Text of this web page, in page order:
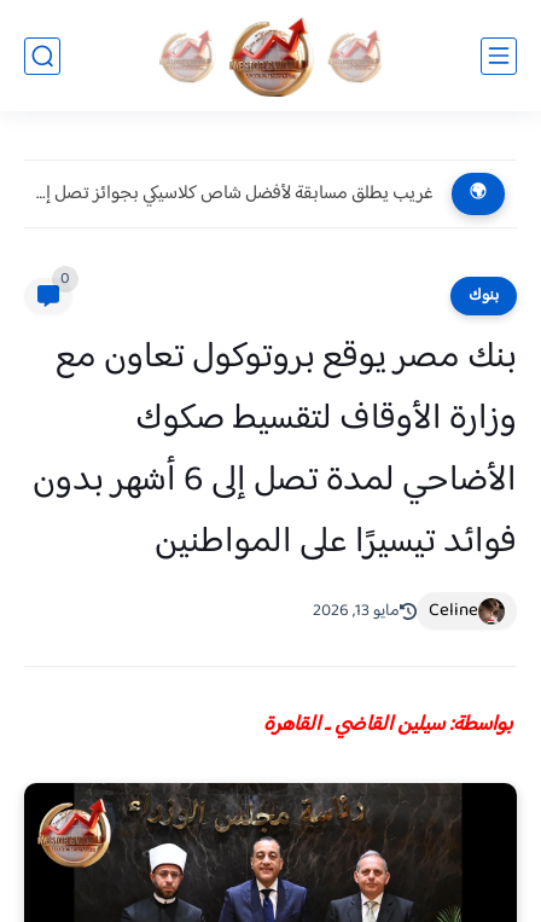
🌍 غريب يطلق مسابقة لأفضل شاص كلاسيكي بجوائز تصل إلى 10...
بنوك
0
بنك مصر يوقع بروتوكول تعاون مع
وزارة الأوقاف لتقسيط صكوك
الأضاحي لمدة تصل إلى 6 أشهر بدون
فوائد تيسيرًا على المواطنين
Celine مايو 13, 2026
بواسطة: سيلين القاضي ـ القاهرة